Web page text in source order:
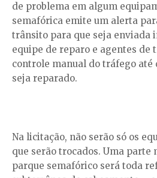
de problema em algum
semafórica emite um alerta
trânsito para que seja enviada
equipe de reparo e agentes de
controle manual do tráfego até
seja reparado.
Na licitação, não serão só os
que serão trocados. Uma
parque semafórico será toda